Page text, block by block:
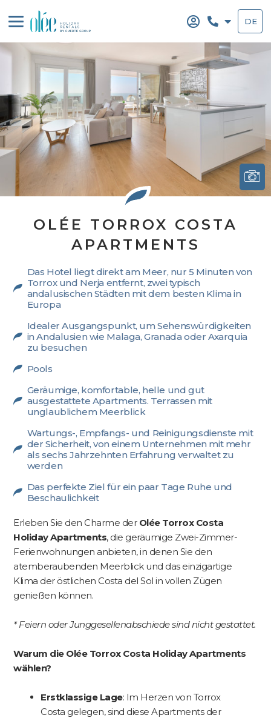
Inhalt
springen
DE
OLÉE TORROX COSTA
APARTMENTS
Das Hotel liegt direkt am Meer, nur 5 Minuten von
Torrox und Nerja entfernt, zwei typisch
andalusischen Städten mit dem besten Klima in
Europa
Idealer Ausgangspunkt, um Sehenswürdigkeiten
in Andalusien wie Malaga, Granada oder Axarquia
zu besuchen
Pools
Geräumige, komfortable, helle und gut
ausgestattete Apartments. Terrassen mit
unglaublichem Meerblick
Wartungs-, Empfangs- und Reinigungsdienste mit
der Sicherheit, von einem Unternehmen mit mehr
als sechs Jahrzehnten Erfahrung verwaltet zu
werden
Das perfekte Ziel für ein paar Tage Ruhe und
Beschaulichkeit
Erleben Sie den Charme der Olée Torrox Costa
Holiday Apartments, die geräumige Zwei-Zimmer-
Ferienwohnungen anbieten, in denen Sie den
atemberaubenden Meerblick und das einzigartige
Klima der östlichen Costa del Sol in vollen Zügen
genießen können.
* Feiern oder Junggesellenabschiede sind nicht gestattet.
Warum die Olée Torrox Costa Holiday Apartments
wählen?
Erstklassige Lage: Im Herzen von Torrox
Costa gelegen, sind diese Apartments der